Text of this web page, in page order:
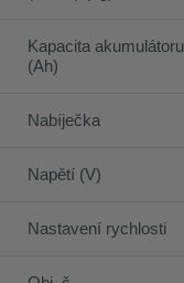
Kapacita akumulátoru
(Ah)
Nabíječka
Napětí (V)
Nastavení rychlosti